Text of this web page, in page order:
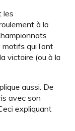
les
à la
qui l’ont
victoire (ou à la
aussi. De
avec son
expliquant